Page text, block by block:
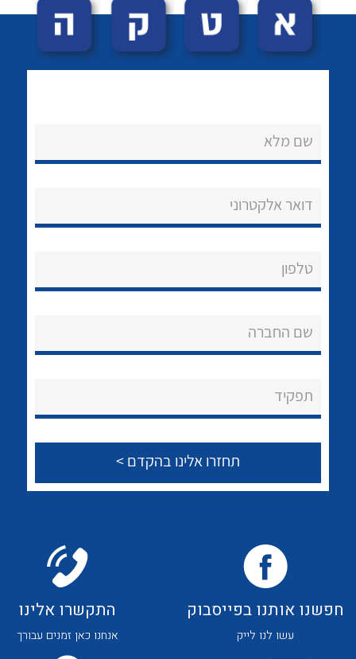
הצוות שלנו
שירותי תמיכה
שם מלא
דואר אלקטרוני
טלפון
שם החברה
תפקיד
חפשנו אותנו בפייסבוק
עשו לנו לייק
התקשרו אלינו
אנחנו כאן זמנים עבורך